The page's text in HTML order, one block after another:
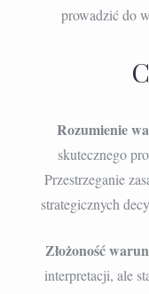
prowadzić do
Rozumienie
skutecznego
Przestrzeganie
strategicznych
Złożoność
interpretacji, ale